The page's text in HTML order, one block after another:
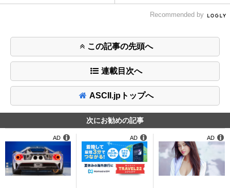
Recommended by
この記事の先頭へ
連載目次へ
ASCII.jpトップへ
次にお勧めの記事
AD AD AD